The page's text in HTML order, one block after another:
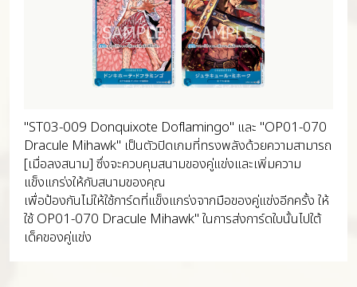
"ST03-009 Donquixote Doflamingo" และ "OP01-070
Dracule Mihawk" เป็นตัวปิดเกมที่ทรงพลังด้วยความสามารถ
[เมื่อลงสนาม] ซึ่งจะควบคุมสนามของคู่แข่งและเพิ่มความ
แข็งแกร่งให้กับสนามของคุณ
เพื่อป้องกันไม่ให้ใช้การ์ดที่แข็งแกร่งจากมือของคู่แข่งอีกครั้ง ให้
ใช้ OP01-070 Dracule Mihawk" ในการส่งการ์ดใบนั้นไปใต้
เด็คของคู่แข่ง